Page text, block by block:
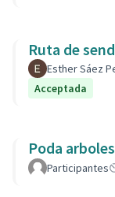
Ruta de
Esther Sáez
Acceptada
Poda
Participantes